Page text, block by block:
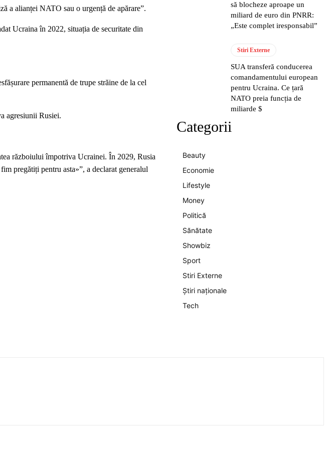
a alianței NATO sau o urgență de apărare”.
Ucraina în 2022, situația de securitate din
permanentă de trupe străine de la cel
agresiunii Rusiei.
războiului împotriva Ucrainei. În 2029, Rusia
pregătiți pentru asta»”, a declarat generalul
să blocheze aproape un
miliard de euro din PNRR:
„Este complet iresponsabil”
Stiri Externe
SUA transferă conducerea
comandamentului european
pentru Ucraina. Ce țară
NATO preia funcția de
miliarde $
Categorii
Beauty
Economie
Lifestyle
Money
Politică
Sănătate
Showbiz
Sport
Stiri Externe
Știri naționale
Tech